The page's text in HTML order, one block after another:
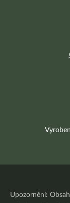
Upozornění: